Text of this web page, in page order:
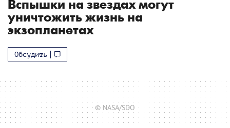
Вспышки на звездах могут
уничтожить жизнь на
экзопланетах
Обсудить
© NASA/SDO